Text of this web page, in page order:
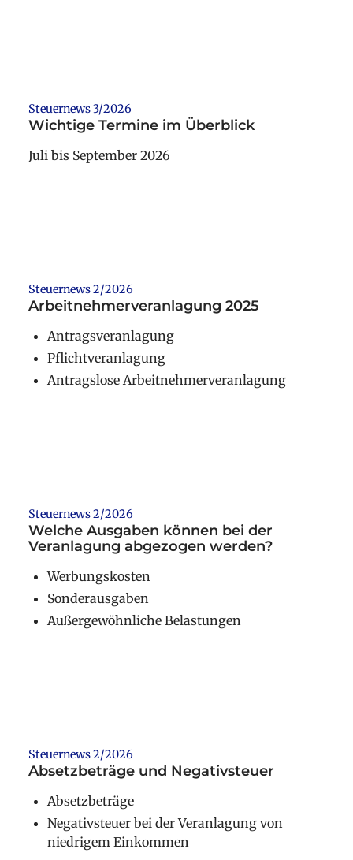
Steuernews 3/2026
Wichtige Termine im Überblick
Juli bis September 2026
Steuernews 2/2026
Arbeitnehmerveranlagung 2025
Antragsveranlagung
Pflichtveranlagung
Antragslose Arbeitnehmerveranlagung
Steuernews 2/2026
Welche Ausgaben können bei der
Veranlagung abgezogen werden?
Werbungskosten
Sonderausgaben
Außergewöhnliche Belastungen
Steuernews 2/2026
Absetzbeträge und Negativsteuer
Absetzbeträge
Negativsteuer bei der Veranlagung von
niedrigem Einkommen